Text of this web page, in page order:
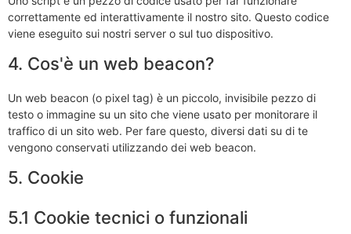
correttamente ed interattivamente il nostro sito. Questo codice
viene eseguito sui nostri server o sul tuo dispositivo.
4. Cos'è un web beacon?
Un web beacon (o pixel tag) è un piccolo, invisibile pezzo di
testo o immagine su un sito che viene usato per monitorare il
traffico di un sito web. Per fare questo, diversi dati su di te
vengono conservati utilizzando dei web beacon.
5. Cookie
5.1 Cookie tecnici o funzionali